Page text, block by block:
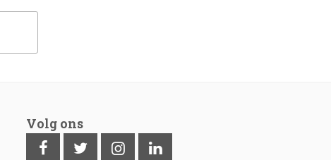
Volg ons